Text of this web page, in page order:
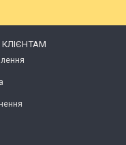
КЛІЄНТАМ